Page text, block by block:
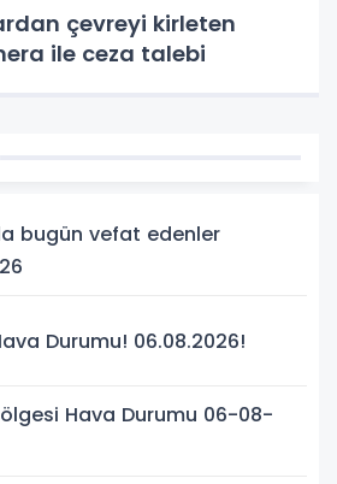
çevreyi kirleten
ile ceza talebi
bugün vefat edenler
Durumu! 06.08.2026!
Hava Durumu 06-08-